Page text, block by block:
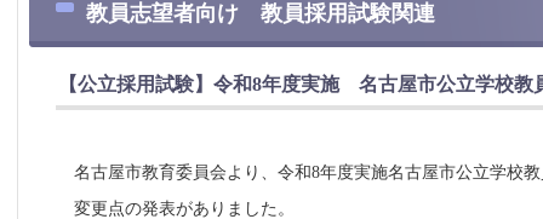
教員志望者向け 教員採用試験関連
【公立採用試験】令和8年度実施 名古屋市公立学校
名古屋市教育委員会より、令和8年度実施名古屋市公立学校
変更点の発表がありました。